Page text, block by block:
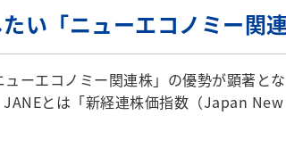
い「ニューエコノミー関
ーエコノミー関連株」の優勢が顕著と
とは「新経連株価指数（Japan